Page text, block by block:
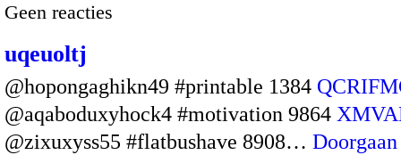
Geen reacties
uqeuoltj
@hopongaghikn49 #printable 1384
@aqaboduxyhock4 #motivation 9864
@zixuxyss55 #flatbushave 8908… Doorgaan